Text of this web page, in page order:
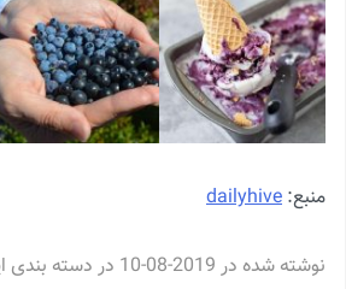
منبع: dailyhive
نوشته شده در 2019-08-10 در دسته بندی